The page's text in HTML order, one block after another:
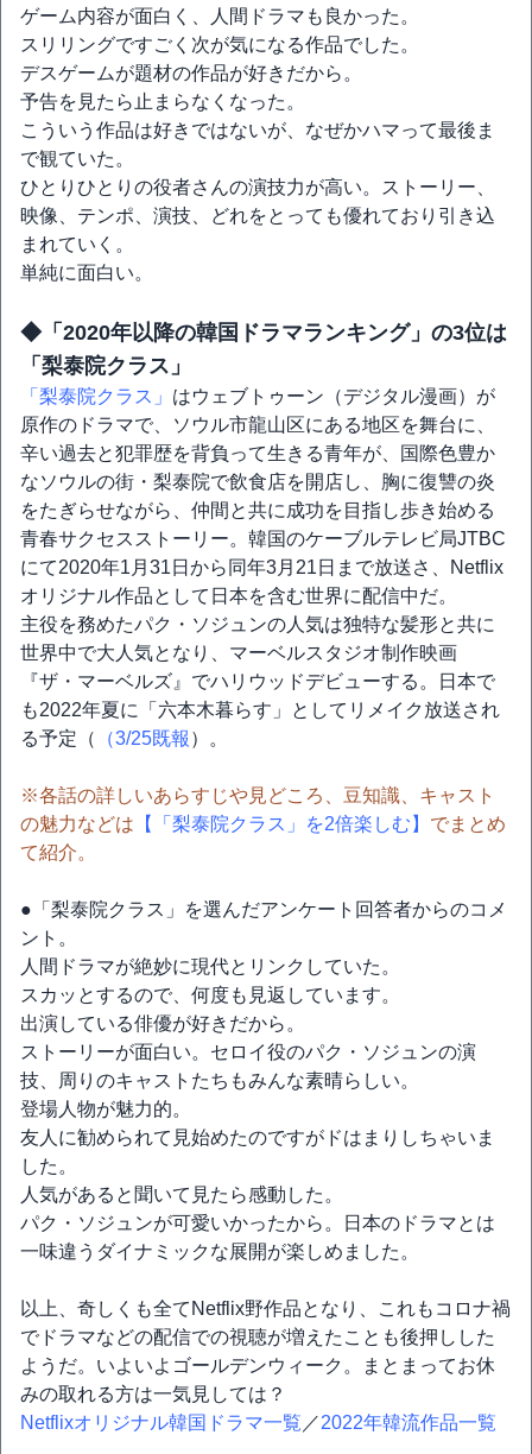
ゲーム内容が面白く、人間ドラマも良かった。
スリリングですごく次が気になる作品でした。
デスゲームが題材の作品が好きだから。
予告を見たら止まらなくなった。
こういう作品は好きではないが、なぜかハマって最後ま
で観ていた。
ひとりひとりの役者さんの演技力が高い。ストーリー、
映像、テンポ、演技、どれをとっても優れており引き込
まれていく。
単純に面白い。
◆「2020年以降の韓国ドラマランキング」の3位は
「梨泰院クラス」
「梨泰院クラス」 はウェブトゥーン（デジタル漫画）が
原作のドラマで、ソウル市龍山区にある地区を舞台に、
辛い過去と犯罪歴を背負って生きる青年が、国際色豊か
なソウルの街・梨泰院で飲食店を開店し、胸に復讐の炎
をたぎらせながら、仲間と共に成功を目指し歩き始める
青春サクセスストーリー。韓国のケーブルテレビ局JTBC
にて2020年1月31日から同年3月21日まで放送さ、Netflix
オリジナル作品として日本を含む世界に配信中だ。
主役を務めたパク・ソジュンの人気は独特な髪形と共に
世界中で大人気となり、マーベルスタジオ制作映画
『ザ・マーベルズ』でハリウッドデビューする。日本で
も2022年夏に「六本木暮らす」としてリメイク放送され
る予定（
（3/25既報 ）。
※各話の詳しいあらすじや見どころ、豆知識、キャスト
の魅力などは 【「梨泰院クラス」を2倍楽しむ】 でまとめ
て紹介。
●「梨泰院クラス」を選んだアンケート回答者からのコメ
ント。
人間ドラマが絶妙に現代とリンクしていた。
スカッとするので、何度も見返しています。
出演している俳優が好きだから。
ストーリーが面白い。セロイ役のパク・ソジュンの演
技、周りのキャストたちもみんな素晴らしい。
登場人物が魅力的。
友人に勧められて見始めたのですがドはまりしちゃいま
した。
人気があると聞いて見たら感動した。
パク・ソジュンが可愛いかったから。日本のドラマとは
一味違うダイナミックな展開が楽しめました。
以上、奇しくも全てNetflix野作品となり、これもコロナ禍
でドラマなどの配信での視聴が増えたことも後押しした
ようだ。いよいよゴールデンウィーク。まとまってお休
みの取れる方は一気見しては？
Netflixオリジナル韓国ドラマ一覧 ／2022年韓流作品一覧